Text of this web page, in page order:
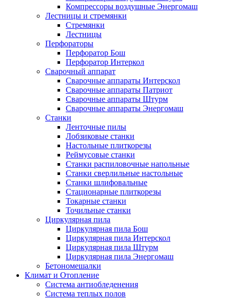
Компрессоры воздушные Энергомаш
Лестницы и стремянки
Стремянки
Лестницы
Перфораторы
Перфоратор Бош
Перфоратор Интеркол
Сварочный аппарат
Сварочные аппараты Интерскол
Сварочные аппараты Патриот
Сварочные аппараты Штурм
Сварочные аппараты Энергомаш
Станки
Ленточные пилы
Лобзиковые станки
Настольные плиткорезы
Реймусовые станки
Станки распиловочные напольные
Станки сверлильные настольные
Станки шлифовальные
Стационарные плиткорезы
Токарные станки
Точильные станки
Циркулярная пила
Циркулярная пила Бош
Циркулярная пила Интерскол
Циркулярная пила Штурм
Циркулярная пила Энергомаш
Бетономешалки
Климат и Отопление
Система антиобледенения
Система теплых полов